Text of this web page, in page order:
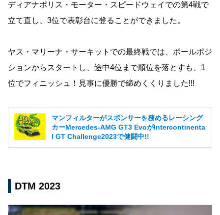
ディアナポリス・モーター・スピードウェイでの第4戦で
立て直し、3位で表彰台に登ることができました。
ヤス・マリーナ・サーキットでの最終戦では、ポールポジ
ションからスタートし、途中4位まで順位を落とすも、1
位でフィニッシュ！見事に優勝で締めくくりました!!!
マンフィルターがスポンサーを務めるレーシング
カーMercedes-AMG GT3 EvoがIntercontinenta
l GT Challenge2023で健闘中!!
DTM 2023